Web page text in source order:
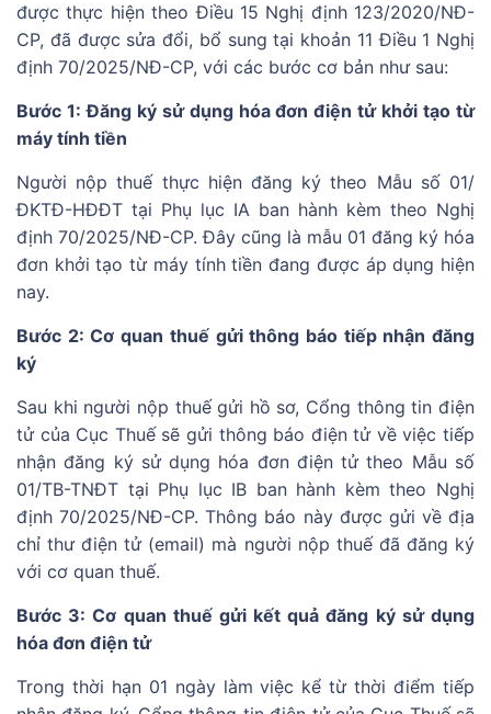
được thực hiện theo Điều 15 Nghị định 123/2020/NĐ-
CP, đã được sửa đổi, bổ sung tại khoản 11 Điều 1 Nghị
định 70/2025/NĐ-CP, với các bước cơ bản như sau:
Bước 1: Đăng ký sử dụng hóa đơn điện tử khởi tạo từ
máy tính tiền
Người nộp thuế thực hiện đăng ký theo Mẫu số 01/
ĐKTĐ-HĐĐT tại Phụ lục IA ban hành kèm theo Nghị
định 70/2025/NĐ-CP. Đây cũng là mẫu 01 đăng ký hóa
đơn khởi tạo từ máy tính tiền đang được áp dụng hiện
nay.
Bước 2: Cơ quan thuế gửi thông báo tiếp nhận đăng
ký
Sau khi người nộp thuế gửi hồ sơ, Cổng thông tin điện
tử của Cục Thuế sẽ gửi thông báo điện tử về việc tiếp
nhận đăng ký sử dụng hóa đơn điện tử theo Mẫu số
01/TB-TNĐT tại Phụ lục IB ban hành kèm theo Nghị
định 70/2025/NĐ-CP. Thông báo này được gửi về địa
chỉ thư điện tử (email) mà người nộp thuế đã đăng ký
với cơ quan thuế.
Bước 3: Cơ quan thuế gửi kết quả đăng ký sử dụng
hóa đơn điện tử
Trong thời hạn 01 ngày làm việc kể từ thời điểm tiếp